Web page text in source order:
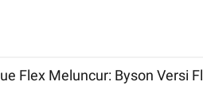
Flex Meluncur: Byson Versi